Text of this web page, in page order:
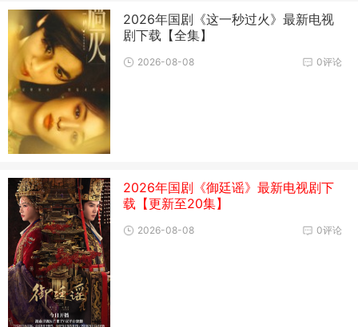
2026年国剧《这一秒过火》最新电视
剧下载【全集】
0评论
2026-08-08
2026年国剧《御廷谣》最新电视剧下
载【更新至20集】
0评论
2026-08-08